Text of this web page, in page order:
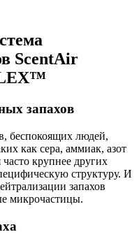
ScentAir
запахов
беспокоящих людей,
как сера, аммиак, азот
крупнее других
структуру. И
запахов
микрочастицы.